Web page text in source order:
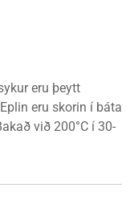
eru þeytt
eru skorin í báta
við 200°C í 30-